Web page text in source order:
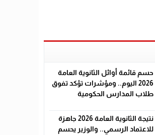
حسم قائمة أوائل الثانوية العامة
2026 اليوم.. ومؤشرات تؤكد تفوق
طلاب المدارس الحكومية
نتيجة الثانوية العامة 2026 جاهزة
للاعتماد الرسمي.. والوزير يحسم